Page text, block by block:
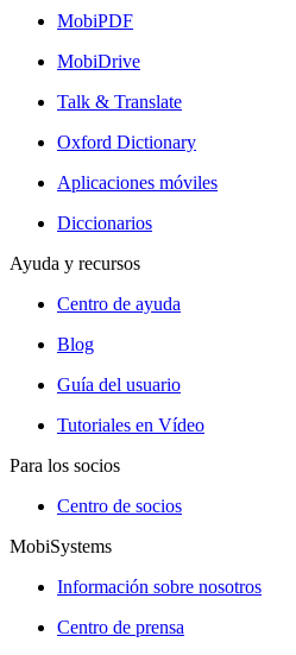
MobiPDF
MobiDrive
Talk & Translate
Oxford Dictionary
Aplicaciones móviles
Diccionarios
Ayuda y recursos
Centro de ayuda
Blog
Guía del usuario
Tutoriales en Vídeo
Para los socios
Centro de socios
MobiSystems
Información sobre nosotros
Centro de prensa